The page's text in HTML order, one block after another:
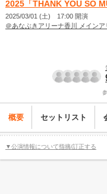
2025「THANK YOU SO
2025/03/01 (土) 17:00 開演
＠あなぶきアリーナ香川 メイン
概要 セットリスト
▼公演情報について指摘/訂正する